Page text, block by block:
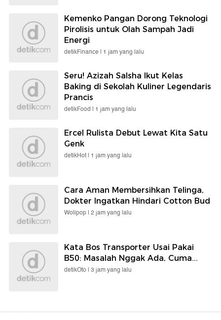
Kemenko Pangan Dorong Teknologi
Pirolisis untuk Olah Sampah Jadi
Energi
detikFinance | 1 jam yang lalu
Seru! Azizah Salsha Ikut Kelas
Baking di Sekolah Kuliner Legendaris
Prancis
detikFood | 1 jam yang lalu
Ercel Rulista Debut Lewat Kita Satu
Genk
detikHot | 1 jam yang lalu
Cara Aman Membersihkan Telinga,
Dokter Ingatkan Hindari Cotton Bud
Wolipop | 2 jam yang lalu
Kata Bos Transporter Usai Pakai
B50: Masalah Nggak Ada, Cuma...
detikOto | 3 jam yang lalu